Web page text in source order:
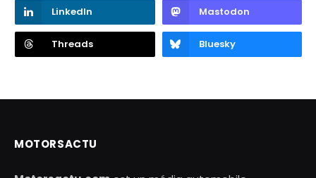
LinkedIn Mastodon
Threads Bluesky
MOTORSACTU